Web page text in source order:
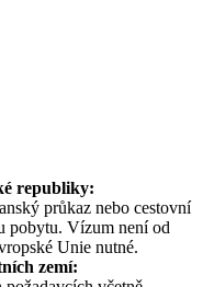
republiky:
průkaz nebo cestovní
pobytu. Vízum není od
Unie nutné.
zemí: